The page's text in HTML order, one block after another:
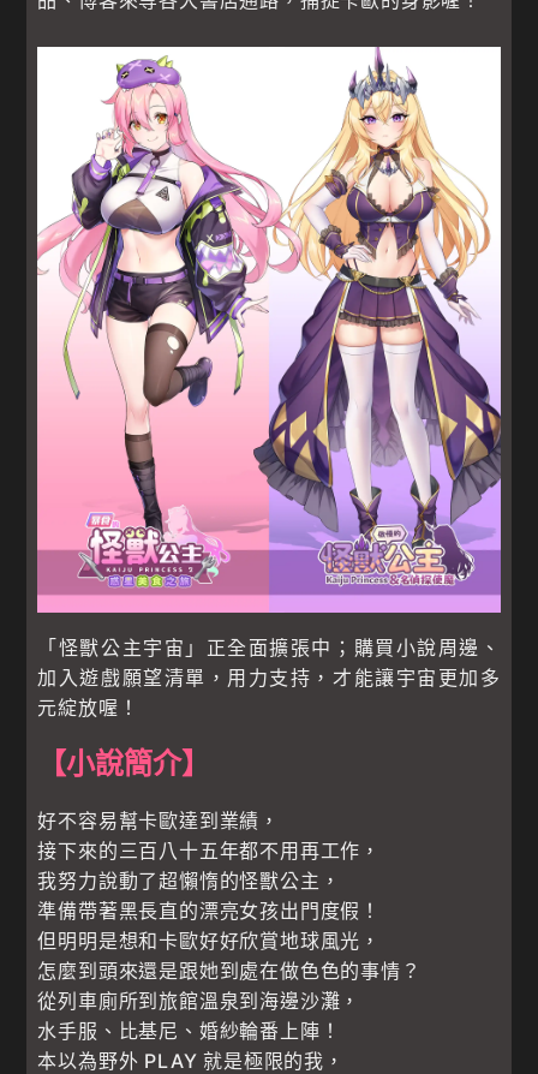
「怪獸公主宇宙」正全面擴張中；購買小說周邊、
加入遊戲願望清單，用力支持，才能讓宇宙更加多
元綻放喔！
【小說簡介】
好不容易幫卡歐達到業績，
接下來的三百八十五年都不用再工作，
我努力說動了超懶惰的怪獸公主，
準備帶著黑長直的漂亮女孩出門度假！
但明明是想和卡歐好好欣賞地球風光，
怎麼到頭來還是跟她到處在做色色的事情？
從列車廁所到旅館溫泉到海邊沙灘，
水手服、比基尼、婚紗輪番上陣！
本以為野外 PLAY 就是極限的我，